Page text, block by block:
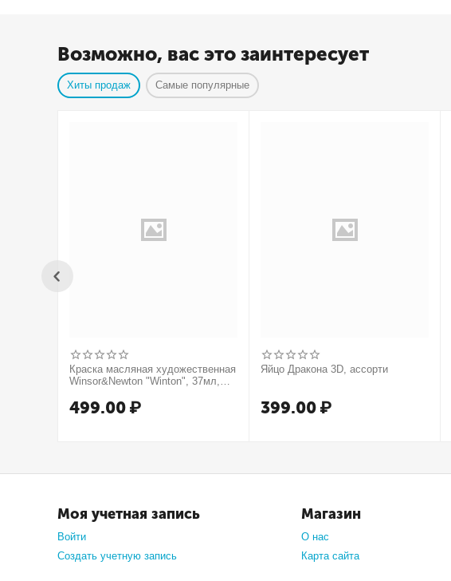
Возможно, вас это заинтересует
Хиты продаж Самые популярные
Краска масляная художественная
Winsor&Newton "Winton", 37мл,
499.00 ₽
Яйцо Дракона 3D, ассорти
399.00 ₽
Моя учетная запись
Войти
Создать учетную запись
Магазин
О нас
Карта сайта